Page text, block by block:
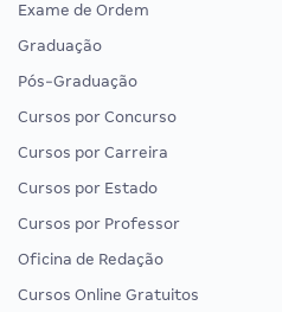
Exame de Ordem
Graduação
Pós-Graduação
Cursos por Concurso
Cursos por Carreira
Cursos por Estado
Cursos por Professor
Oficina de Redação
Cursos Online Gratuitos